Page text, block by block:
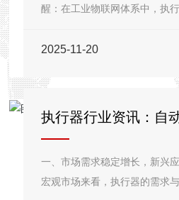
醒：在工业物联网体系中，执
2025-11-20
执行器行业资讯：自
术创新与市场格局演变
一、市场需求稳定增长，新兴
宏观市场来看，执行器的需求